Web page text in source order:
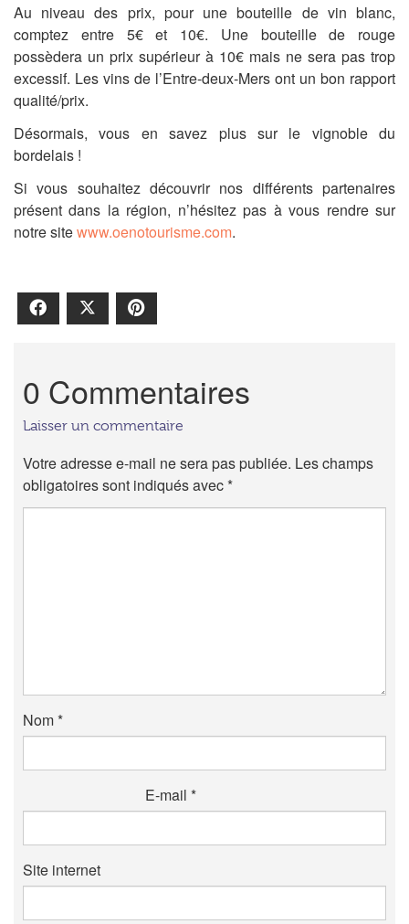
Au niveau des prix, pour une bouteille de vin blanc,
comptez entre 5€ et 10€. Une bouteille de rouge
possèdera un prix supérieur à 10€ mais ne sera pas trop
excessif. Les vins de l’Entre-deux-Mers ont un bon rapport
qualité/prix.
Désormais, vous en savez plus sur le vignoble du
bordelais !
Si vous souhaitez découvrir nos différents partenaires
présent dans la région, n’hésitez pas à vous rendre sur
notre sitewww.oenotourisme.com.
Facebook
0 Commentaires
Laisser un commentaire
Votre adresse e-mail ne sera pas publiée. Les champs
obligatoires sont indiqués avec*
Nom*
E-mail *
Site internet